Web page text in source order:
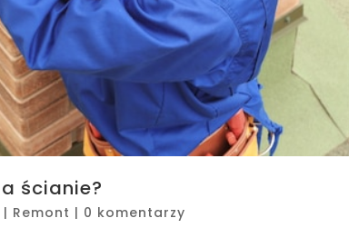
ścianie?
| Remont | 0 komentarzy